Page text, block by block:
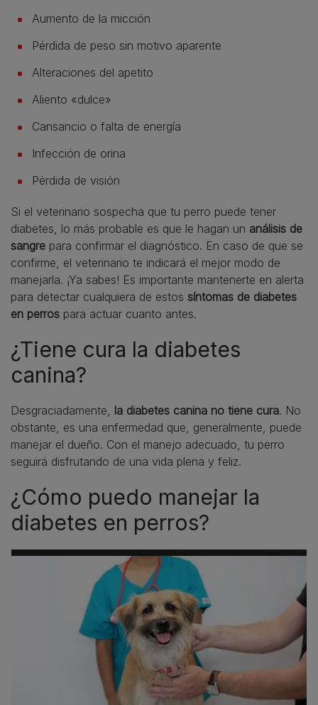
Aumento de la micción
Pérdida de peso sin motivo aparente
Alteraciones del apetito
Aliento «dulce»
Cansancio o falta de energía
Infección de orina
Pérdida de visión
Si el veterinario sospecha que tu perro puede tener
diabetes, lo más probable es que le hagan un análisis de
sangre para confirmar el diagnóstico. En caso de que se
confirme, el veterinario te indicará el mejor modo de
manejarla. ¡Ya sabes! Es importante mantenerte en alerta
para detectar cualquiera de estos síntomas de diabetes
en perros para actuar cuanto antes.
¿Tiene cura la diabetes
canina?
Desgraciadamente, la diabetes canina no tiene cura. No
obstante, es una enfermedad que, generalmente, puede
manejar el dueño. Con el manejo adecuado, tu perro
seguirá disfrutando de una vida plena y feliz.
¿Cómo puedo manejar la
diabetes en perros?